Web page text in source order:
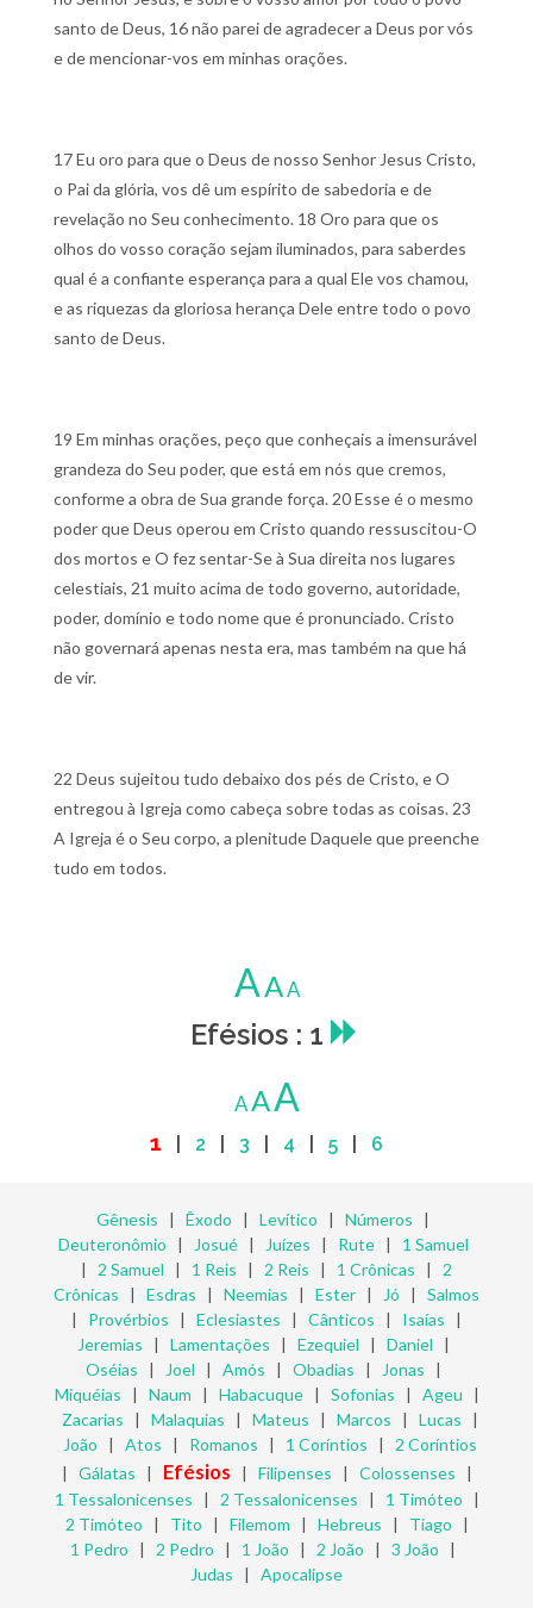
santo de Deus, 16 não parei de agradecer a Deus por vós
e de mencionar-vos em minhas orações.
17 Eu oro para que o Deus de nosso Senhor Jesus Cristo,
o Pai da glória, vos dê um espírito de sabedoria e de
revelação no Seu conhecimento. 18 Oro para que os
olhos do vosso coração sejam iluminados, para saberdes
qual é a confiante esperança para a qual Ele vos chamou,
e as riquezas da gloriosa herança Dele entre todo o povo
santo de Deus.
19 Em minhas orações, peço que conheçais a imensurável
grandeza do Seu poder, que está em nós que cremos,
conforme a obra de Sua grande força. 20 Esse é o mesmo
poder que Deus operou em Cristo quando ressuscitou-O
dos mortos e O fez sentar-Se à Sua direita nos lugares
celestiais, 21 muito acima de todo governo, autoridade,
poder, domínio e todo nome que é pronunciado. Cristo
não governará apenas nesta era, mas também na que há
de vir.
22 Deus sujeitou tudo debaixo dos pés de Cristo, e O
entregou à Igreja como cabeça sobre todas as coisas. 23
A Igreja é o Seu corpo, a plenitude Daquele que preenche
tudo em todos.
AAA
Efésios : 1
AAA
1 2 3 4 5 6
Gênesis | Êxodo | Levítico | Números |
Deuteronômio | Josué| Juízes | Rute| 1 Samuel
| 2 Samuel | 1 Reis | 2 Reis | 1 Crônicas | 2
Crônicas | Esdras | Neemias | Ester | Jó | Salmos
| Provérbios | Eclesiastes | Cânticos | Isaías |
Jeremias | Lamentações | Ezequiel | Daniel |
Oséias | Joel | Amós | Obadias | Jonas |
Miquéias | Naum | Habacuque| Sofonias | Ageu |
Zacarias | Malaquias | Mateus | Marcos | Lucas |
João | Atos | Romanos | 1 Coríntios | 2 Coríntios
| Gálatas | Efésios | Filipenses | Colossenses |
1 Tessalonicenses | 2 Tessalonicenses | 1 Timóteo |
2 Timóteo | Tito | Filemom | Hebreus | Tiago |
1 Pedro | 2 Pedro | 1 João | 2 João | 3 João |
Judas | Apocalipse